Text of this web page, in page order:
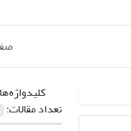
تعداد مقالات: